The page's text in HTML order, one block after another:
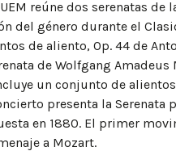
reúne dos serenatas
del género durante el
de aliento, Op. 44 de
de Wolfgang
un conjunto de
presenta la Serenata
en 1880. El primer
a Mozart.